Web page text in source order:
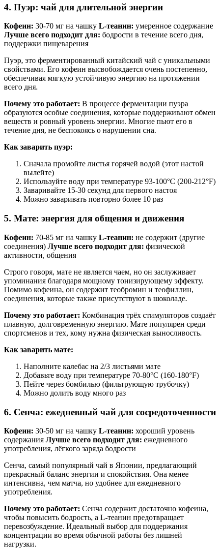
4. Пуэр: чай для длительной энергии
Кофеин: 30-70 мг на чашку L-теанин: умеренное содержание
Лучше всего подходит для: бодрости в течение всего дня,
поддержки пищеварения
Пуэр, это ферментированный китайский чай с уникальными
свойствами. Его кофеин высвобождается очень постепенно,
обеспечивая мягкую устойчивую энергию на протяжении
всего дня.
Почему это работает: В процессе ферментации пуэра
образуются особые соединения, которые поддерживают обмен
веществ и ровный уровень энергии. Многие пьют его в
течение дня, не беспокоясь о нарушении сна.
Как заварить пуэр:
Сначала промойте листья горячей водой (этот настой
вылейте)
Используйте воду при температуре 93-100°C (200-212°F)
Заваривайте 15-30 секунд для первого настоя
Можно заваривать повторно более 10 раз
5. Мате: энергия для общения и движения
Кофеин: 70-85 мг на чашку L-теанин: не содержит (другие
соединения) Лучше всего подходит для: физической
активности, общения
Строго говоря, мате не является чаем, но он заслуживает
упоминания благодаря мощному тонизирующему эффекту.
Помимо кофеина, он содержит теобромин и теофиллин,
соединения, которые также присутствуют в шоколаде.
Почему это работает: Комбинация трёх стимуляторов создаёт
плавную, долговременную энергию. Мате популярен среди
спортсменов и тех, кому нужна физическая выносливость.
Как заварить мате:
Наполните калебас на 2/3 листьями мате
Добавьте воду при температуре 70-80°C (160-180°F)
Пейте через бомбилью (фильтрующую трубочку)
Можно долить воду много раз
6. Сенча: ежедневный чай для сосредоточенности
Кофеин: 30-50 мг на чашку L-теанин: хороший уровень
содержания Лучше всего подходит для: ежедневного
употребления, лёгкого заряда бодрости
Сенча, самый популярный чай в Японии, предлагающий
прекрасный баланс энергии и спокойствия. Она менее
интенсивна, чем матча, но удобнее для ежедневного
употребления.
Почему это работает: Сенча содержит достаточно кофеина,
чтобы повысить бодрость, а L-теанин предотвращает
перевозбуждение. Идеальный выбор для поддержания
концентрации во время обычной работы без лишней
нагрузки.